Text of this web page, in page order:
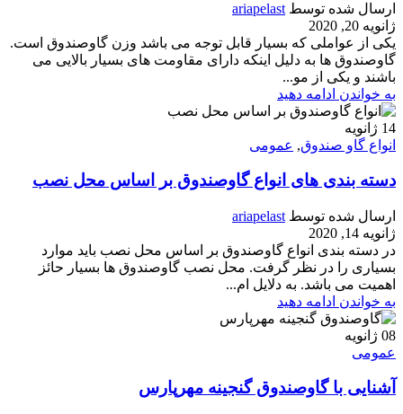
ارسال شده توسط ariapelast
ژانویه 20, 2020
یکی از عواملی که بسیار قابل توجه می باشد وزن گاوصندوق است.
گاوصندوق ها به دلیل اینکه دارای مقاومت های بسیار بالایی می
باشند و یکی از مو...
به خواندن ادامه دهید
14 ژانویه
انواع گاو صندوق, عمومی
دسته بندی های انواع گاوصندوق بر اساس محل نصب
ارسال شده توسط ariapelast
ژانویه 14, 2020
در دسته بندی انواع گاوصندوق بر اساس محل نصب باید موارد
بسیاری را در نظر گرفت. محل نصب گاوصندوق ها بسیار حائز
اهمیت می باشد. به دلایل ام...
به خواندن ادامه دهید
08 ژانویه
عمومی
آشنایی با گاوصندوق گنجینه مهرپارس